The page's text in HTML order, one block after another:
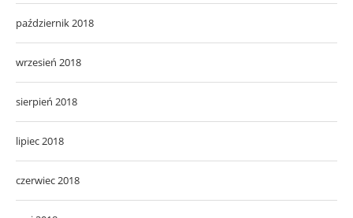
październik 2018
wrzesień 2018
sierpień 2018
lipiec 2018
czerwiec 2018